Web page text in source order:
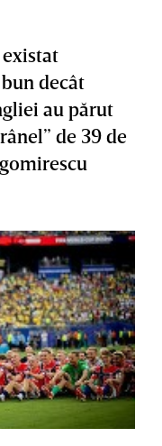
decât
au părut
de 39 de